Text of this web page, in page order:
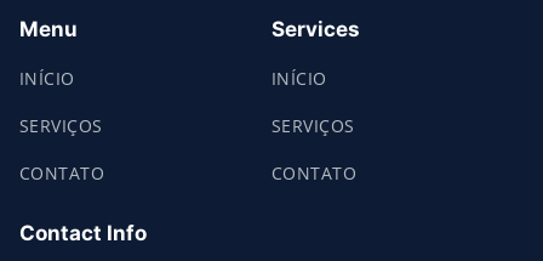
Menu
INÍCIO
SERVIÇOS
CONTATO
Services
INÍCIO
SERVIÇOS
CONTATO
Contact Info